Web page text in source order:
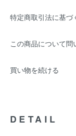
特定商取引法に基づ
この商品について問
買い物を続ける
DETAIL